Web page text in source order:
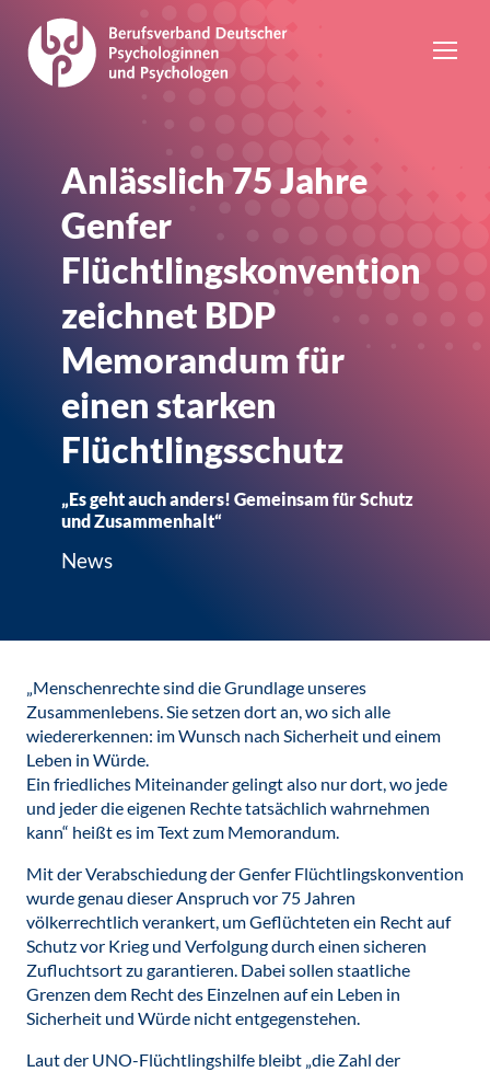
Anlässlich 75 Jahre
Genfer
Flüchtlingskonvention
zeichnet BDP
Memorandum für
einen starken
Flüchtlingsschutz
„Es geht auch anders! Gemeinsam für Schutz
und Zusammenhalt“
News
„Menschenrechte sind die Grundlage unseres
Zusammenlebens. Sie setzen dort an, wo sich alle
wiedererkennen: im Wunsch nach Sicherheit und einem
Leben in Würde.
Ein friedliches Miteinander gelingt also nur dort, wo jede
und jeder die eigenen Rechte tatsächlich wahrnehmen
kann“ heißt es im Text zum Memorandum.
Mit der Verabschiedung der Genfer Flüchtlingskonvention
wurde genau dieser Anspruch vor 75 Jahren
völkerrechtlich verankert, um Geflüchteten ein Recht auf
Schutz vor Krieg und Verfolgung durch einen sicheren
Zufluchtsort zu garantieren. Dabei sollen staatliche
Grenzen dem Recht des Einzelnen auf ein Leben in
Sicherheit und Würde nicht entgegenstehen.
Laut der UNO-Flüchtlingshilfe bleibt „die Zahl der